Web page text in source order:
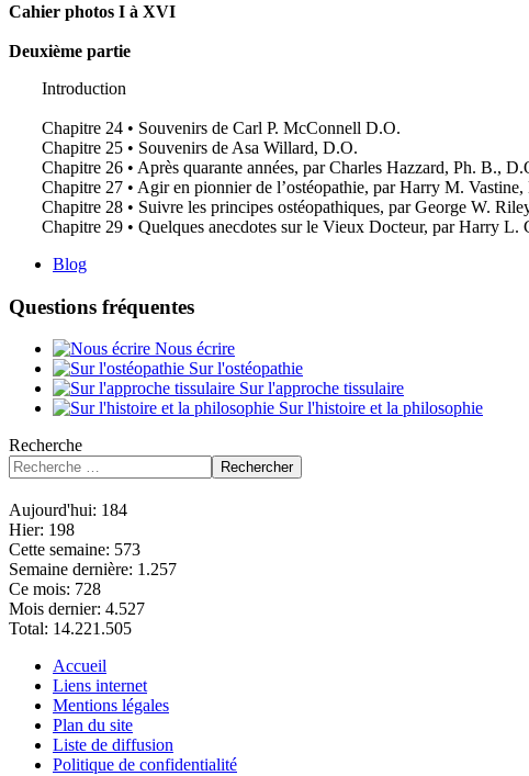
Cahier photos I à XVI
Deuxième partie
Introduction
Chapitre 24 • Souvenirs de Carl P. McConnell D.O.
Chapitre 25 • Souvenirs de Asa Willard, D.O.
Chapitre 26 • Après quarante années, par Charles Hazzard, Ph. B.,
Chapitre 27 • Agir en pionnier de l’ostéopathie, par Harry M. Vastine,
Chapitre 28 • Suivre les principes ostéopathiques, par George W.
Chapitre 29 • Quelques anecdotes sur le Vieux Docteur, par Harry L.
Blog
Questions fréquentes
Nous écrire
Sur l'ostéopathie
Sur l'approche tissulaire
Sur l'histoire et la philosophie
Recherche
Rechercher
Aujourd'hui: 184
Hier: 198
Cette semaine: 573
Semaine dernière: 1.257
Ce mois: 728
Mois dernier: 4.527
Total: 14.221.505
Accueil
Liens internet
Mentions légales
Plan du site
Liste de diffusion
Politique de confidentialité